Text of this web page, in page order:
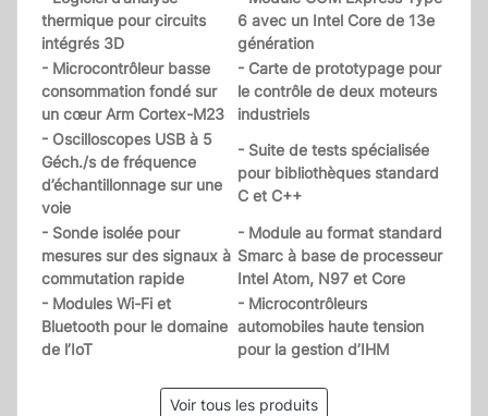
thermique pour circuits
intégrés 3D
6 avec un Intel Core de 13e
génération
- Microcontrôleur basse
consommation fondé sur
un cœur Arm Cortex-M23
- Carte de prototypage pour
le contrôle de deux moteurs
industriels
- Oscilloscopes USB à 5
Géch./s de fréquence
d’échantillonnage sur une
voie
- Suite de tests spécialisée
pour bibliothèques standard
C et C++
- Sonde isolée pour
mesures sur des signaux à
commutation rapide
- Module au format standard
Smarc à base de processeur
Intel Atom, N97 et Core
- Modules Wi-Fi et
Bluetooth pour le domaine
de l’IoT
- Microcontrôleurs
automobiles haute tension
pour la gestion d’IHM
Voir tous les produits